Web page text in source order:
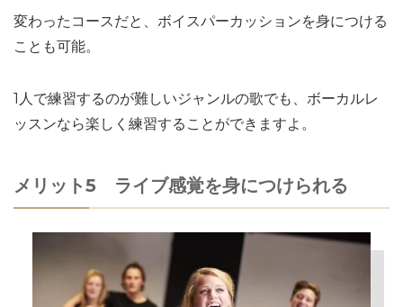
変わったコースだと、ボイスパーカッションを身につける
ことも可能。
1人で練習するのが難しいジャンルの歌でも、ボーカルレ
ッスンなら楽しく練習することができますよ。
メリット5 ライブ感覚を身につけられる